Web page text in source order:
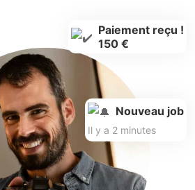
Paiement reçu !
150 €
Nouveau job
Il y a 2 minutes